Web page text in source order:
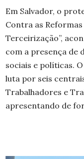
Em Salvador, o
Contra as
Terceirização”,
com a presença de
sociais e políticas.
luta por seis
Trabalhadores e
apresentando de